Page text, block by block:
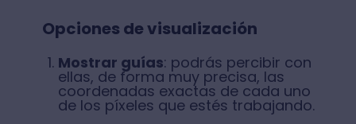
Opciones de visualización
Mostrar guías: podrás percibir con
ellas, de forma muy precisa, las
coordenadas exactas de cada uno
de los píxeles que estés trabajando.